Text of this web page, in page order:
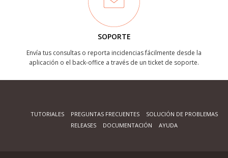
SOPORTE
Envía tus consultas o reporta incidencias fácilmente desde la
aplicación o el back-office a través de un ticket de soporte.
TUTORIALES PREGUNTAS FRECUENTES
SOLUCIÓN DE PROBLEMAS
RELEASES
DOCUMENTACIÓN AYUDA